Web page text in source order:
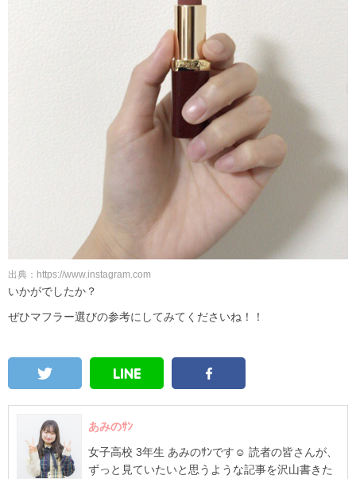
出典：https://www.instagram.com
いかがでしたか？
ぜひマフラー選びの参考にしてみてくださいね！！
あみのｻﾝ
女子高校 3年生 あみのｻﾝです☺ 読者の皆さんが、
ずっと見ていたいと思うような記事を沢山書きた